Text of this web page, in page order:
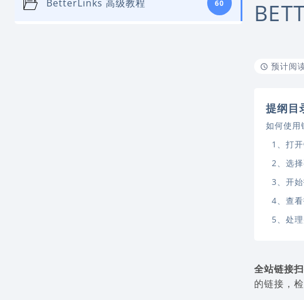
BetterLinks 高级教程 60
预计阅
提纲目
如何使用
1、打
2、选
3、开
4、查
5、处
全站链接
的链接，